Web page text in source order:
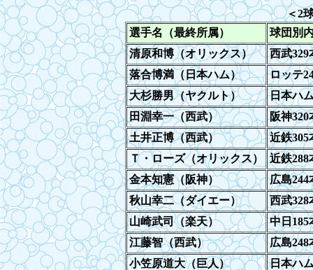
＜2
選手名（最終所属）
球団別
清原和博（オリックス）
西武329
落合博満（日本ハム）
ロッテ2
大杉勝男（ヤクルト）
日本ハ
田淵幸一（西武）
阪神320
土井正博（西武）
近鉄305
Ｔ・ローズ（オリックス）
近鉄288
金本知憲（阪神）
広島244
秋山幸二（ダイエー）
西武328
山崎武司（楽天）
中日185
江藤智（西武）
広島248
小笠原道大（巨人）
日本ハ